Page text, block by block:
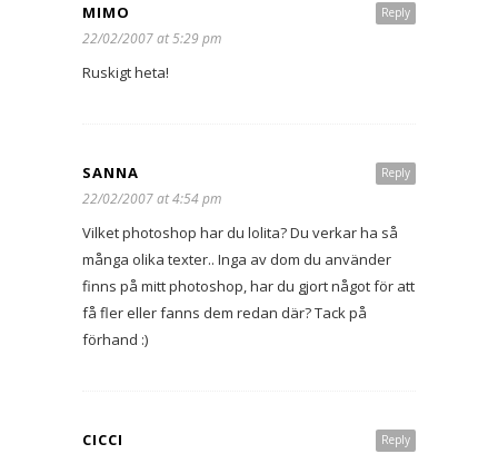
Reply
MIMO
22/02/2007 at 5:29 pm
Ruskigt heta!
Reply
SANNA
22/02/2007 at 4:54 pm
Vilket photoshop har du lolita? Du verkar ha så
många olika texter.. Inga av dom du använder
finns på mitt photoshop, har du gjort något för att
få fler eller fanns dem redan där? Tack på
förhand :)
Reply
CICCI